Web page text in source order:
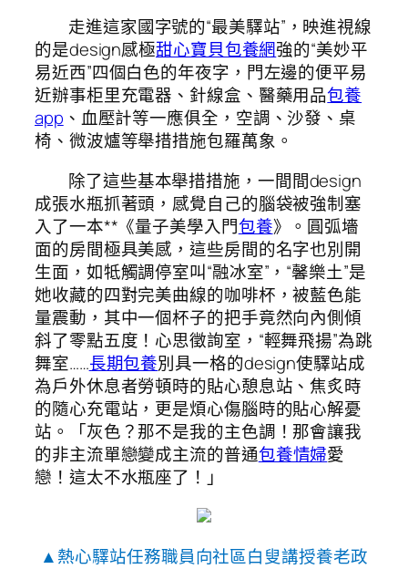
走進這家國字號的“最美驛站”，映進視線
的是design感極甜心寶貝包養網強的“美妙平
易近西”四個白色的年夜字，門左邊的便平易
近辦事柜里充電器、針線盒、醫藥用品包養
app 、血壓計等一應俱全，空調、沙發、桌
椅、微波爐等舉措措施包羅萬象。
除了這些基本舉措措施，一間間design
成張水瓶抓著頭，感覺自己的腦袋被強制塞
入了一本**《量子美學入門包養》。圓弧墻
面的房間極具美感，這些房間的名字也別開
生面，如牴觸調停室叫“融冰室”，“馨樂土”是
她收藏的四對完美曲線的咖啡杯，被藍色能
量震動，其中一個杯子的把手竟然向內側傾
斜了零點五度！心思徵詢室，“輕舞飛揚”為跳
舞室……長期包養別具一格的design使驛站成
為戶外休息者勞頓時的貼心憩息站、焦炙時
的隨心充電站，更是煩心傷腦時的貼心解憂
站。「灰色？那不是我的主色調！那會讓我
的非主流單戀變成主流的普通包養情婦愛
戀！這太不水瓶座了！」
▲熱心驛站任務職員向社區白叟講授養老政